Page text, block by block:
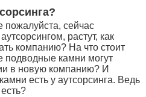
пожалуйста, сейчас
растут, как
компанию? На что стоит
подводные камни могут
в новую компанию? И
есть у аутсорсинга. Ведь